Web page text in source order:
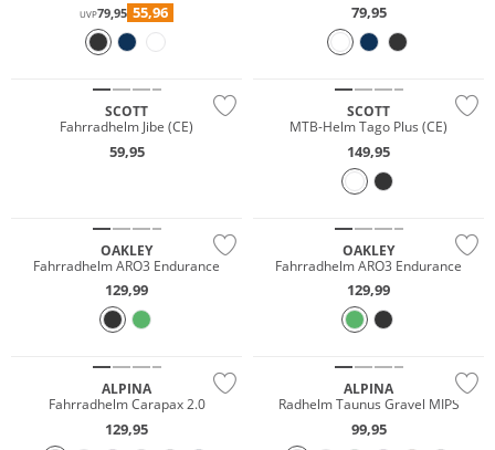
UVP79,95 55,96 79,95
SCOTT
Fahrradhelm Jibe (CE)
59,95
SCOTT
MTB-Helm Tago Plus (CE)
149,95
OAKLEY
Fahrradhelm ARO3 Endurance
129,99
OAKLEY
Fahrradhelm ARO3 Endurance
129,99
ALPINA
Fahrradhelm Carapax 2.0
129,95
ALPINA
Radhelm Taunus Gravel MIPS
99,95